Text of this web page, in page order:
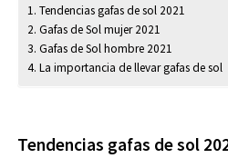
Tendencias gafas de sol 2021
Gafas de Sol mujer 2021
Gafas de Sol hombre 2021
La importancia de llevar gafas de sol
Tendencias gafas de sol